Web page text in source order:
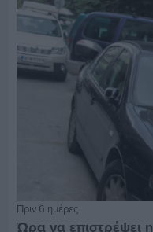
Πριν 6 ημέρες
Ώρα να επιστρέψει